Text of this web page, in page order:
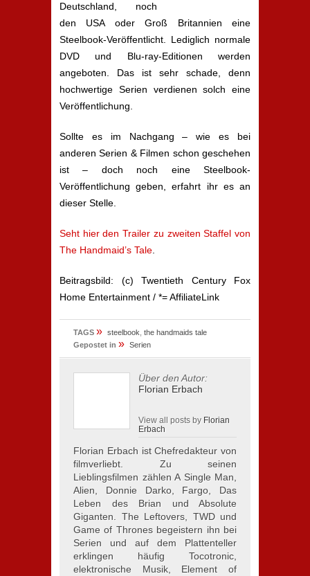
Deutschland, noch
den USA oder Groß Britannien eine
Steelbook-Veröffentlicht. Lediglich normale
DVD und Blu-ray-Editionen werden
angeboten. Das ist sehr schade, denn
hochwertige Serien verdienen solch eine
Veröffentlichung.
Sollte es im Nachgang – wie es bei
anderen Serien & Filmen schon geschehen
ist – doch noch eine Steelbook-
Veröffentlichung geben, erfahrt ihr es an
dieser Stelle.
Seht hier den Trailer zu zweiten Staffel von
The Handmaid’s Tale
Beitragsbild: (c) Twentieth Century Fox
Home Entertainment / *= AffiliateLink
TAGS » steelbook the handmaids tale
Gepostet in » Serien
Über den Autor:
Florian Erbach
View all posts by Florian
Erbach
Florian Erbach ist Chefredakteur von
filmverliebt. Zu seinen
Lieblingsfilmen zählen A Single Man,
Alien, Donnie Darko, Fargo, Das
Leben des Brian und Absolute
Giganten. The Leftovers, TWD und
Game of Thrones begeistern ihn bei
Serien und auf dem Plattenteller
erklingen häufig Tocotronic,
elektronische Musik, Element of